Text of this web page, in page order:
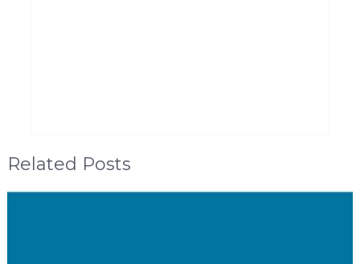
Related Posts